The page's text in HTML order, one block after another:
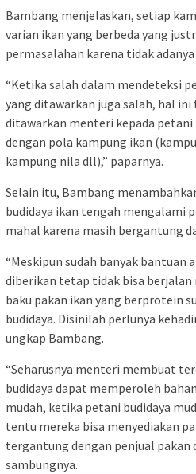
Bambang menjelaskan, setiap
varian ikan yang berbeda yang
permasalahan karena tidak
“Ketika salah dalam mendeteksi
yang ditawarkan juga salah, hal
ditawarkan menteri kepada petani
dengan pola kampung ikan
kampung nila dll),” paparnya.
Selain itu, Bambang
budidaya ikan tengah mengalami
mahal karena masih bergantung
“Meskipun sudah banyak bantuan
diberikan tetap tidak bisa berjalan
baku pakan ikan yang berprotein
budidaya. Disinilah perlunya
ungkap Bambang.
“Seharusnya menteri membuat
budidaya dapat memperoleh
mudah, ketika petani budidaya
tentu mereka bisa menyediakan
tergantung dengan penjual pakan
sambungnya.